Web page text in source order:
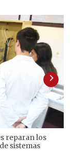
reparan los
sistemas